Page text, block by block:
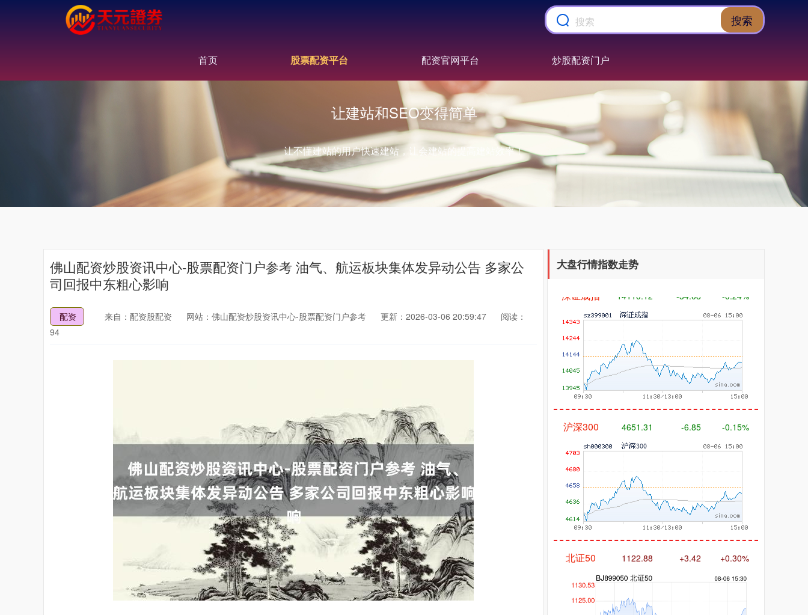
搜索
首页 股票配资平台 配资官网平台 炒股配资门户
让建站和SEO变得简单
让不懂建站的用户快速建站，让会建站的提高建站效率！
佛山配资炒股资讯中心-股票配资门户参考 油气、航运板块集体发异动公告 多家公
司回报中东粗心影响
配资 来自：配资股配资 网站：佛山配资炒股资讯中心-股票配资门户参考 更新：2026-03-06 20:59:47
阅读：
94
大盘行情指数走势
上证综指 3900.35 +21.92
深证成指 14110.12
沪深300 4651.31 -6.85 -0.15%
北证50 1122.88 +3.42 +0.30%